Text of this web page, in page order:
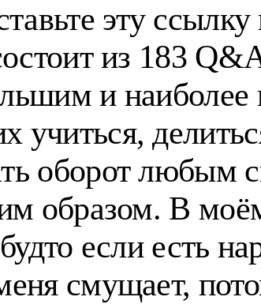
эту
из 183
и
учиться,
оборот любым
образом. В
если есть
смущает,